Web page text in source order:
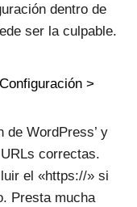
dentro de
ser la culpable.
>
de WordPress’ y
correctas.
el «https://» si
Presta mucha